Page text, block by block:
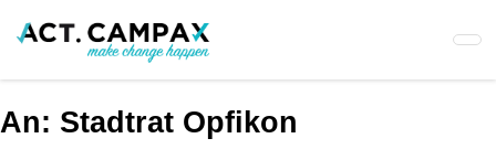
An: Stadtrat Opfikon